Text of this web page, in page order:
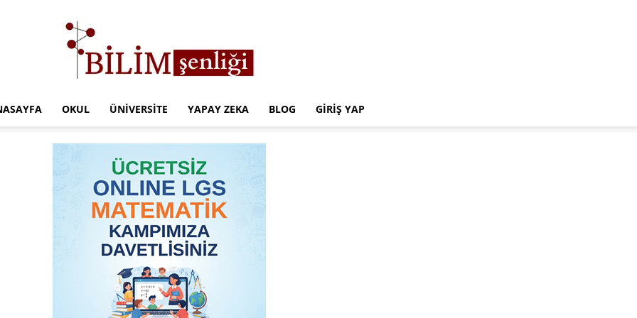
Eğitim
Kampüsü
OKUL ÜNIVERSITE YAPAY ZEKA BLOG GIRIŞ YAP